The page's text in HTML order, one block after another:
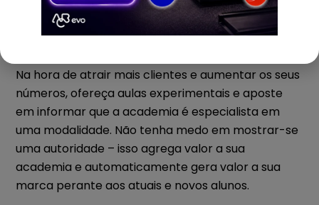
alguma especialidade de sua academia. Isso não é
apenas uma “modinha”, é tendência no nosso país
Na hora de atrair mais clientes e aumentar os seus
números, ofereça aulas experimentais e aposte
em informar que a academia é especialista em
uma modalidade. Não tenha medo em mostrar-se
uma autoridade – isso agrega valor a sua
academia e automaticamente gera valor a sua
marca perante aos atuais e novos alunos.